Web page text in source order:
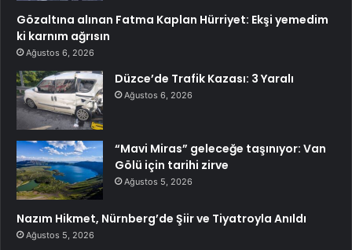
Gözaltına alınan Fatma Kaplan Hürriyet: Ekşi yemedim
ki karnım ağrısın
Ağustos 6, 2026
Düzce’de Trafik Kazası: 3 Yaralı
Ağustos 6, 2026
“Mavi Miras” geleceğe taşınıyor: Van
Gölü için tarihi zirve
Ağustos 5, 2026
Nazım Hikmet, Nürnberg’de Şiir ve Tiyatroyla Anıldı
Ağustos 5, 2026